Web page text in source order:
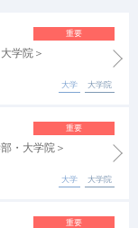
重要
学院＞
大学 大学院
重要
・大学院＞
大学 大学院
重要